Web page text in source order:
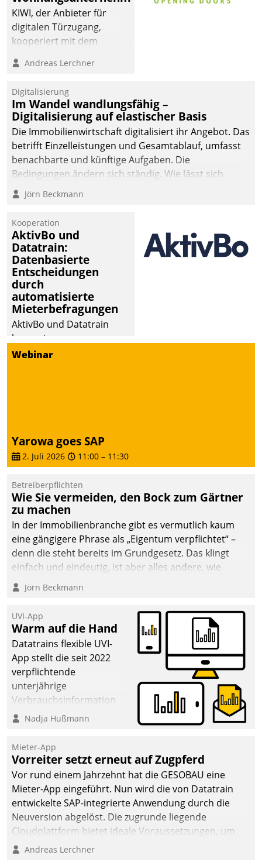
KIWI, der Anbieter für
digitalen Türzugang,
kooperiert mit dem
Softwareentwicklungshaus
Andreas Lerchner
Digitalisierung
Im Wandel wandlungsfähig –
Digitalisierung auf elastischer Basis
Die Immobilienwirtschaft digitalisiert ihr Angebot. Das
betrifft Einzelleistungen und Gesamtablauf, umfasst
benachbarte und künftige Aufgaben. Die
Bedingungen ändern sich ständig. Wie lässt sich
technisch die Kontrolle wahren und zugleich Freiraum
fürs Wachsen öffnen?
Jörn Beckmann
Kooperation
AktivBo und
Datatrain:
Datenbasierte
Entscheidungen
durch
automatisierte
Mieterbefragungen
AktivBo und Datatrain
kooperieren –
Immobilienunternehmen
zielgerichtete
Mieterbefragungen – eine
starke Grundlage für
intelligente,
datengestützte
Entscheidungen.
Webinar
Yarowa goes SAP
2. Juli 2026 11:00 – 11:30
Betreiberpflichten
Wie Sie vermeiden, den Bock zum Gärtner
zu machen
In der Immobilienbranche gibt es vermutlich kaum
eine gängigere Phrase als „Eigentum verpflichtet“ –
denn die steht bereits im Grundgesetz. Das klingt
einfach und eindeutig, ist aber alles andere, wie
Branchenbeschäftigte wissen. Denn mit der
Verantwortung folgen Verpflichtungen.
Jörn Beckmann
UVI-App
Warm auf die Hand
Datatrains flexible UVI-
App stellt die seit 2022
verpflichtende
unterjährige
Verbrauchsinformation
schnell, zuverlässig und
Die monatlichen
Mitteilungen zum
Heizungs- und
Wasserverbrauch gehen
automatisiert, vollständig
und auf Wunsch über
mehrere zuvor
Kommunikationswege bei
Nadja Hußmann
Mieter-App
Vorreiter setzt erneut auf Zugpferd
Vor rund einem Jahrzehnt hat die GESOBAU eine
Mieter-App eingeführt. Nun wird die von Datatrain
entwickelte SAP-integrierte Anwendung durch die
Neuversion abgelöst. Die zugrunde liegende
Cloudplattform bietet ideale Voraussetzungen, um
die Funktionalität der App zu erweitern und weitere
Andreas Lerchner